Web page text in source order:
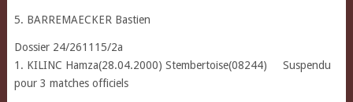
5. BARREMAECKER Bastien
Dossier 24/261115/2a
1. KILINC Hamza(28.04.2000) Stembertoise(08244) Suspendu
pour 3 matches officiels